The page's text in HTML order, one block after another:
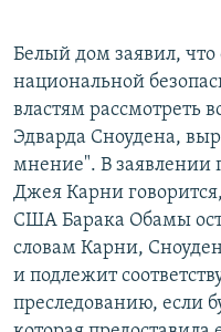
Белый дом заявил, что
национальной
властям рассмотреть
Эдварда Сноудена,
мнение". В заявлении
Джея Карни
США Барака Обамы
словам Карни,
и подлежит
преследованию, если